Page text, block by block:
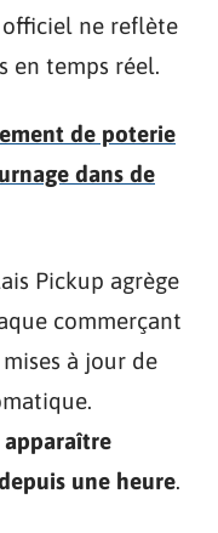
ne reflète
en temps réel.
de poterie
dans de
Pickup agrège
commerçant
à jour de
une heure.